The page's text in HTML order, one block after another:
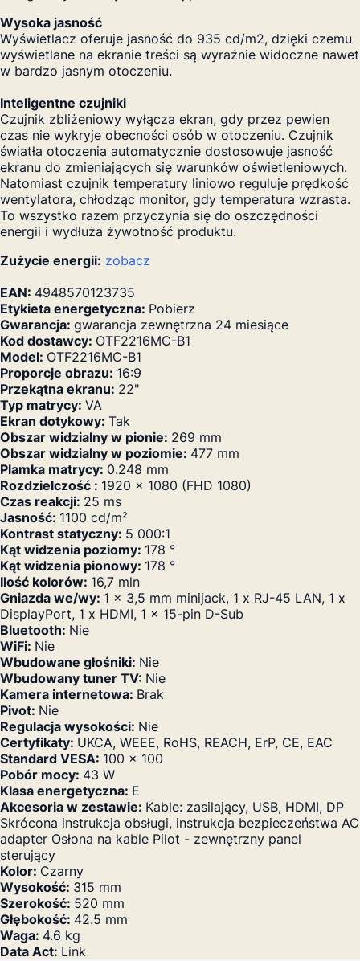
Wysoka jasność
Wyświetlacz oferuje jasność do 935 cd/m2, dzięki czemu
wyświetlane na ekranie treści są wyraźnie widoczne nawet
w bardzo jasnym otoczeniu.
Inteligentne czujniki
Czujnik zbliżeniowy wyłącza ekran, gdy przez pewien
czas nie wykryje obecności osób w otoczeniu. Czujnik
światła otoczenia automatycznie dostosowuje jasność
ekranu do zmieniających się warunków oświetleniowych.
Natomiast czujnik temperatury liniowo reguluje prędkość
wentylatora, chłodząc monitor, gdy temperatura wzrasta.
To wszystko razem przyczynia się do oszczędności
energii i wydłuża żywotność produktu.
Zużycie energii: zobacz
EAN: 4948570123735
Etykieta energetyczna: Pobierz
Gwarancja: gwarancja zewnętrzna 24 miesiące
Kod dostawcy: OTF2216MC-B1
Model: OTF2216MC-B1
Proporcje obrazu: 16:9
Przekątna ekranu: 22"
Typ matrycy: VA
Ekran dotykowy: Tak
Obszar widzialny w pionie: 269 mm
Obszar widzialny w poziomie: 477 mm
Plamka matrycy: 0.248 mm
Rozdzielczość : 1920 x 1080 (FHD 1080)
Czas reakcji: 25 ms
Jasność: 1100 cd/m²
Kontrast statyczny: 5 000:1
Kąt widzenia poziomy: 178 °
Kąt widzenia pionowy: 178 °
Ilość kolorów: 16,7 mln
Gniazda we/wy: 1 x 3,5 mm minijack, 1 x RJ-45 LAN, 1 x
DisplayPort, 1 x HDMI, 1 x 15-pin D-Sub
Bluetooth: Nie
WiFi: Nie
Wbudowane głośniki: Nie
Wbudowany tuner TV: Nie
Kamera internetowa: Brak
Pivot: Nie
Regulacja wysokości: Nie
Certyfikaty: UKCA, WEEE, RoHS, REACH, ErP, CE, EAC
Standard VESA: 100 x 100
Pobór mocy: 43 W
Klasa energetyczna: E
Akcesoria w zestawie: Kable: zasilający, USB, HDMI, DP
Skrócona instrukcja obsługi, instrukcja bezpieczeństwa AC
adapter Osłona na kable Pilot - zewnętrzny panel
sterujący
Kolor: Czarny
Wysokość: 315 mm
Szerokość: 520 mm
Głębokość: 42.5 mm
Waga: 4.6 kg
Data Act: Link